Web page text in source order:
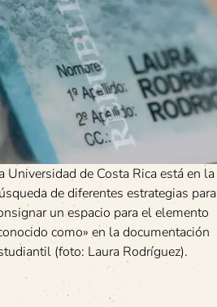
Universidad de Costa Rica está en la
de diferentes estrategias para
un espacio para el elemento
como» en la documentación
(foto: Laura Rodríguez).